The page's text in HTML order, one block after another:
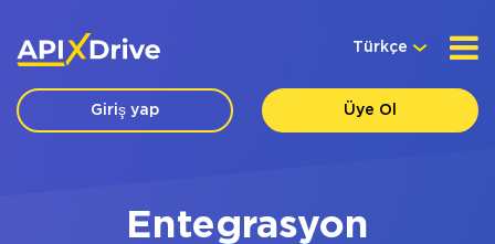
Türkçe
Giriş yap Üye Ol
Entegrasyon